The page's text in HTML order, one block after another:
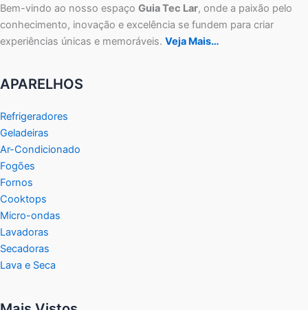
Bem-vindo ao nosso espaço Guia Tec Lar, onde a paixão pelo
conhecimento, inovação e excelência se fundem para criar
experiências únicas e memoráveis. Veja Mais…
APARELHOS
Refrigeradores
Geladeiras
Ar-Condicionado
Fogões
Fornos
Cooktops
Micro-ondas
Lavadoras
Secadoras
Lava e Seca